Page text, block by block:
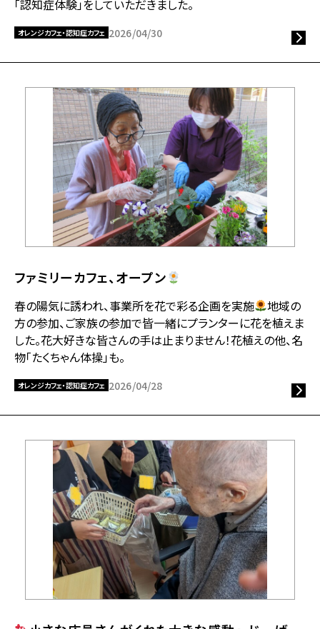
「認知症体験」をしていただきました。
オレンジカフェ・認知症カフェ 2026/04/30
ファミリーカフェ、オープン
春の陽気に誘われ、事業所を花で彩る企画を実施
地域の
方の参加、ご家族の参加で皆一緒にプランターに花を植えま
した。花大好きな皆さんの手は止まりません！花植えの他、名
物「たくちゃん体操」も。
オレンジカフェ・認知症カフェ 2026/04/28